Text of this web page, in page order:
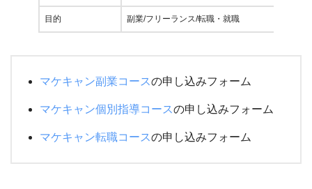
目的 副業/フリーランス/転職・就職
マケキャン副業コースの申し込みフォーム
マケキャン個別指導コースの申し込みフォーム
マケキャン転職コースの申し込みフォーム